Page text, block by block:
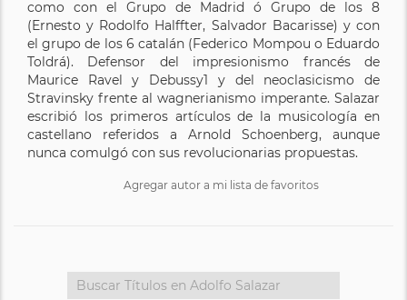
como con el Grupo de Madrid ó Grupo de los 8
(Ernesto y Rodolfo Halffter, Salvador Bacarisse) y con
el grupo de los 6 catalán (Federico Mompou o Eduardo
Toldrá). Defensor del impresionismo francés de
Maurice Ravel y Debussy1​ y del neoclasicismo de
Stravinsky frente al wagnerianismo imperante. Salazar
escribió los primeros artículos de la musicología en
castellano referidos a Arnold Schoenberg, aunque
nunca comulgó con sus revolucionarias propuestas.
Agregar autor a mi lista de favoritos